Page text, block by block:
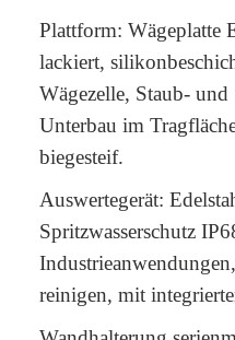
Plattform: Wägeplatte
lackiert,
Wägezelle, Staub-
Unterbau im
biegesteif.
Auswertegerät:
Spritzwasserschutz
reinigen, mit